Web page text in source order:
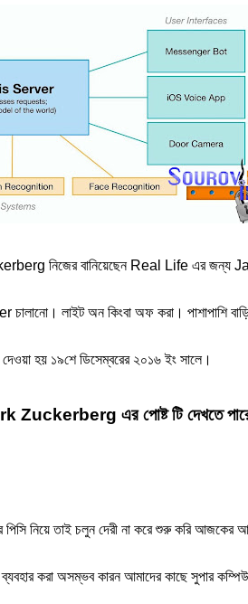
নিজের বানিয়েছেন Real Life এর জন্য
চালানো। লাইট অন কিংবা অফ করা। পাশাপাশি
হয় ১৯শে ডিসেম্বরের ২০১৬ ইং সালে।
এর পোষ্ট টি দেখতে
নিয়ে তাই চলুন দেরী না করে শুরু করি আজকের
করা অসম্ভব কারন আমাদের কাছে সুপার